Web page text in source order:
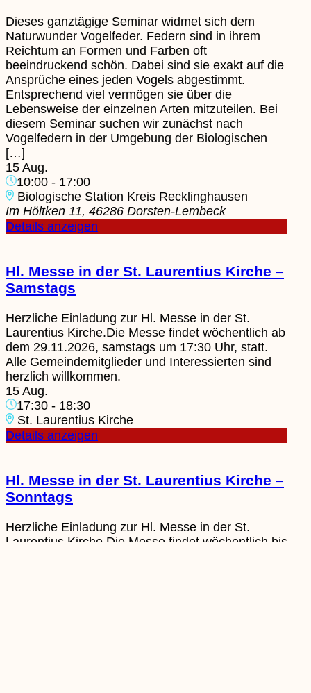
Dieses ganztägige Seminar widmet sich dem
Naturwunder Vogelfeder. Federn sind in ihrem
Reichtum an Formen und Farben oft
beeindruckend schön. Dabei sind sie exakt auf die
Ansprüche eines jeden Vogels abgestimmt.
Entsprechend viel vermögen sie über die
Lebensweise der einzelnen Arten mitzuteilen. Bei
diesem Seminar suchen wir zunächst nach
Vogelfedern in der Umgebung der Biologischen
[…]
15 Aug.
10:00 - 17:00
Biologische Station Kreis Recklinghausen
Im Höltken 11, 46286 Dorsten-Lembeck
Details anzeigen
Hl. Messe in der St. Laurentius Kirche –
Samstags
Herzliche Einladung zur Hl. Messe in der St.
Laurentius Kirche.Die Messe findet wöchentlich ab
dem 29.11.2026, samstags um 17:30 Uhr, statt.
Alle Gemeindemitglieder und Interessierten sind
herzlich willkommen.
15 Aug.
17:30 - 18:30
St. Laurentius Kirche
Details anzeigen
Hl. Messe in der St. Laurentius Kirche –
Sonntags
Herzliche Einladung zur Hl. Messe in der St.
Laurentius Kirche.Die Messe findet wöchentlich bis